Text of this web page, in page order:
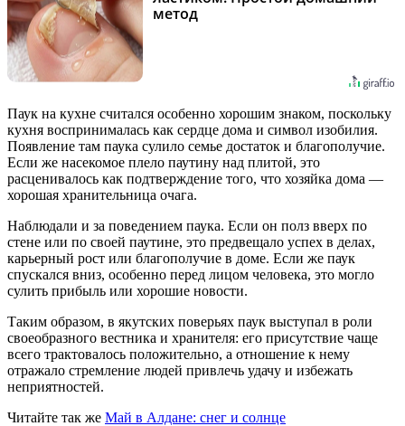
метод
Паук на кухне считался особенно хорошим знаком, поскольку
кухня воспринималась как сердце дома и символ изобилия.
Появление там паука сулило семье достаток и благополучие.
Если же насекомое плело паутину над плитой, это
расценивалось как подтверждение того, что хозяйка дома —
хорошая хранительница очага.
Наблюдали и за поведением паука. Если он полз вверх по
стене или по своей паутине, это предвещало успех в делах,
карьерный рост или благополучие в доме. Если же паук
спускался вниз, особенно перед лицом человека, это могло
сулить прибыль или хорошие новости.
Таким образом, в якутских поверьях паук выступал в роли
своеобразного вестника и хранителя: его присутствие чаще
всего трактовалось положительно, а отношение к нему
отражало стремление людей привлечь удачу и избежать
неприятностей.
Читайте так же Май в Алдане: снег и солнце